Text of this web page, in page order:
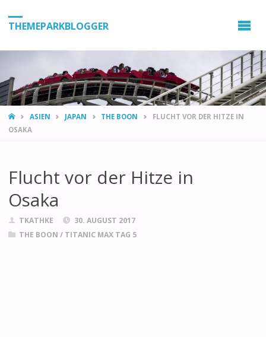
THEMEPARKBLOGGER
HOMEASIEN JAPAN THE BOON
FLUCHT VOR DER HITZE IN
OSAKA
Flucht vor der Hitze in
Osaka
TKATHKE
30. AUGUST 2017
THE BOON / TITANIC MAX TAG 5